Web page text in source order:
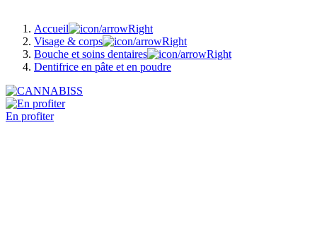
Accueil
Visage & corps
Bouche et soins dentaires
Dentifrice en pâte et en poudre
En profiter